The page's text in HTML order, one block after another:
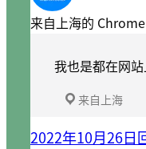
来自上海的
我也是都在网
来自上海
2022年10月26日